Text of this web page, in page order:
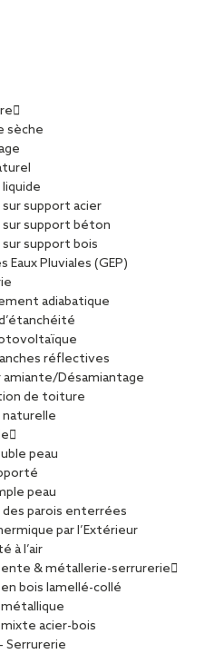
sèche
support acier
sur support béton
support bois
Eaux Pluviales (GEP)
adiabatique
réflectives
amiante/Désamiantage
de toiture
peau
peau
des parois enterrées
par l’Extérieur
à l’air
& métallerie-serrurerie
bois lamellé-collé
acier-bois
Serrurerie
Vue 1-min